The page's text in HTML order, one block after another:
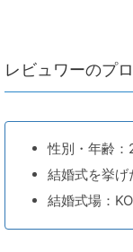
レビュワーのプ
性別・年齢：
結婚式を挙
結婚式場：